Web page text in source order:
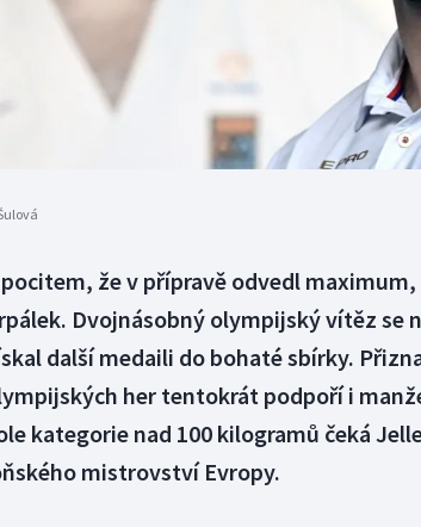
Gymnastika
že v přípravě odvedl
Dvojnásobný olympijský vítěz se
další medaili do bohaté sbírky.
her tentokrát podpoří i
kategorie nad 100 kilogramů čeká
mistrovství Evropy.